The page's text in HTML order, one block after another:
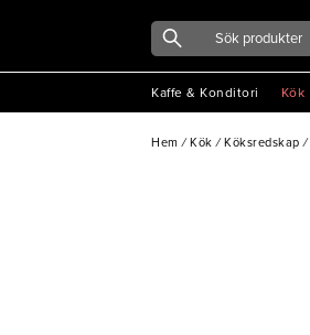
Kaffe & Konditori Kök
Hem / Kök / Köksredskap /